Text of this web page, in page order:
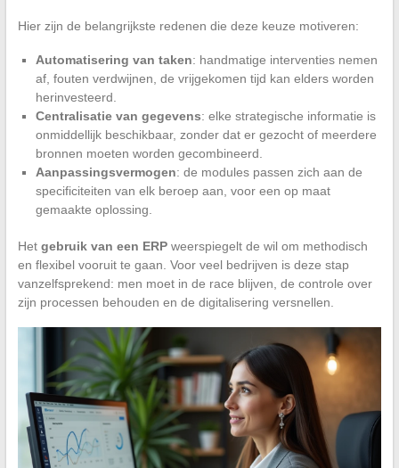
Hier zijn de belangrijkste redenen die deze keuze motiveren:
Automatisering van taken: handmatige interventies nemen
af, fouten verdwijnen, de vrijgekomen tijd kan elders worden
herinvesteerd.
Centralisatie van gegevens: elke strategische informatie is
onmiddellijk beschikbaar, zonder dat er gezocht of meerdere
bronnen moeten worden gecombineerd.
Aanpassingsvermogen: de modules passen zich aan de
specificiteiten van elk beroep aan, voor een op maat
gemaakte oplossing.
Het gebruik van een ERPweerspiegelt de wil om methodisch
en flexibel vooruit te gaan. Voor veel bedrijven is deze stap
vanzelfsprekend: men moet in de race blijven, de controle over
zijn processen behouden en de digitalisering versnellen.